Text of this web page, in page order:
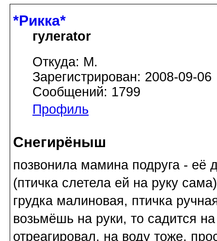
*Рикка*
гулеrator
Откуда: М.
Зарегистрирован: 2008-09-06
Сообщений: 1799
Профиль
Снегирёныш
позвонила мамина подруга - её
(птичка слетела ей на руку
грудка малиновая, птичка
возьмёшь на руки, то садится
отреагировал, на воду тоже.